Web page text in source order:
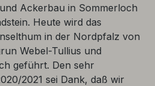
Ackerbau in Sommerloch
Heute wird das
in der Nordpfalz von
Webel-Tullius und
geführt. Den sehr
2021 sei Dank, daß wir